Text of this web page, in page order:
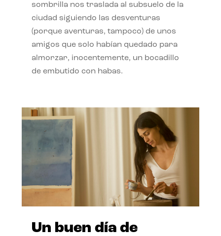
sombrilla nos traslada al subsuelo de la
ciudad siguiendo las desventuras
(porque aventuras, tampoco) de unos
amigos que solo habían quedado para
almorzar, inocentemente, un bocadillo
de embutido con habas.
Un buen día de